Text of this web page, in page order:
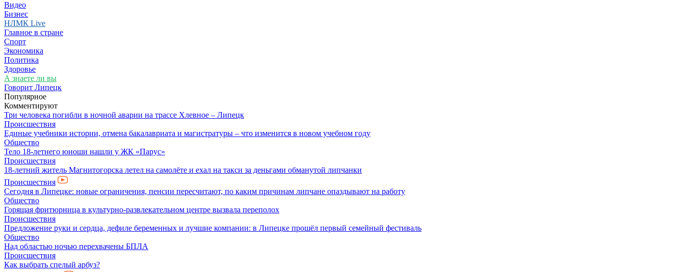
Видео
Бизнес
НЛМК Live
Главное в стране
Спорт
Экономика
Политика
Здоровье
А знаете ли вы
Говорит Липецк
Популярное
Комментируют
Три человека погибли в ночной аварии на трассе Хлевное – Липецк
Происшествия
Единые учебники истории, отмена бакалавриата и магистратуры – что изменится в новом учебном году
Общество
Тело 18-летнего юноши нашли у ЖК «Парус»
Происшествия
18-летний житель Магнитогорска летел на самолёте и ехал на такси за деньгами обманутой липчанки
Происшествия
Сегодня в Липецке: новые ограничения, пенсии пересчитают, по каким причинам липчане опаздывают на работу
Общество
Горящая фритюрница в культурно-развлекательном центре вызвала переполох
Происшествия
Предложение руки и сердца, дефиле беременных и лучшие компании: в Липецке прошёл первый семейный фестиваль
Общество
Над областью ночью перехвачены БПЛА
Происшествия
Как выбрать спелый арбуз?